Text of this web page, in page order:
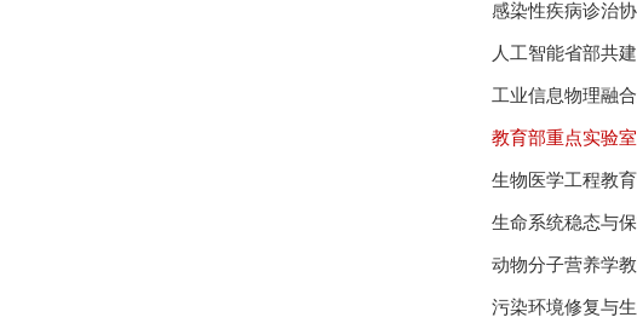
感染性疾病诊治
人工智能省部共
工业信息物理融
教育部重点实验室
生物医学工程教
生命系统稳态与
动物分子营养学
污染环境修复与